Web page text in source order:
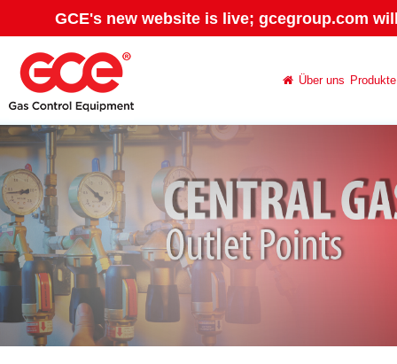
GCE's new website is live; gcegroup.com
Über uns Produkte